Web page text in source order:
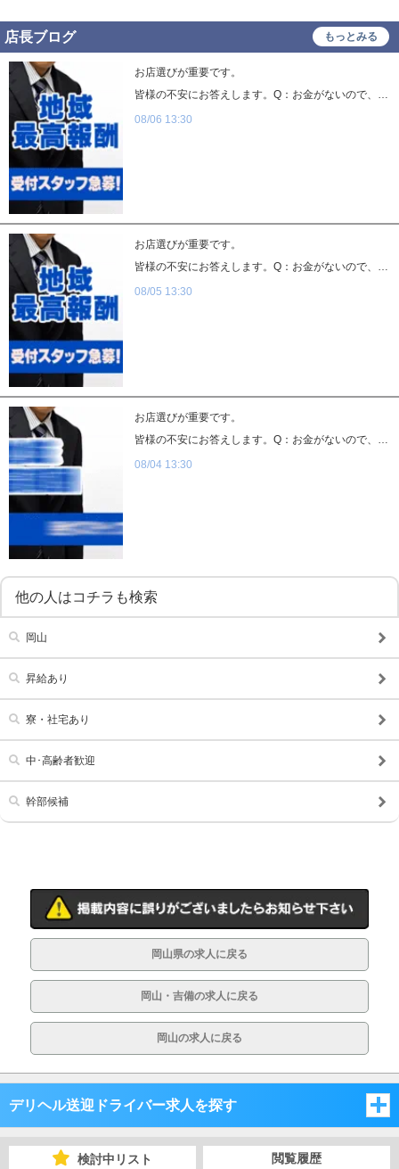
店長ブログ もっとみる
お店選びが重要です。
皆様の不安にお答えします。Q：お金がないので、日払いでもらうことはできますか？A：KOAKUMAグループは全員、日払いで全額お支払いできます。すぐの出費にもご対応できると思います。Q:仕事時はスーツを着るんでしょうか？安いスーツしかありません。A:KOAKUMAグループは、全員私服での勤務になります。ご希望でしたらスーツでも可能です。Q：辞めるときには、すぐに辞めれますか？A：基本的な縛りはありませんが、常識の範囲内で、退職をお願いいたします。よくある、【追い込みをかける】ようなことは致しません。Q：会社経営でされているのですか？A：KOAKUMAグループは【一般企業】として運営しております。もちろん届出の提出及び法令遵守で経営しております。Q:特に募集している又は待遇がいい職種はありますか？A:皆さんいいと思いますが、特に幹部候補及び内勤受付の方は好待遇で還元いたします。Q:給与が高額なので心配なのですが、、、？A:なぜ、高額なのかは、儲かっているから。そして、給与として還元するのがセオリーだからです。採用担当者応募用電話番号：080-9006-1647応募用メールアドレス：koakumasuzuki0@gmail.com応募用LINE ID：koakuma55応募用LINE URL：https://line.me/ti/p/pbuAVzcJGc
08/06 13:30
お店選びが重要です。
皆様の不安にお答えします。Q：お金がないので、日払いでもらうことはできますか？A：KOAKUMAグループは全員、日払いで全額お支払いできます。すぐの出費にもご対応できると思います。Q:仕事時はスーツを着るんでしょうか？安いスーツしかありません。A:KOAKUMAグループは、全員私服での勤務になります。ご希望でしたらスーツでも可能です。Q：辞めるときには、すぐに辞めれますか？A：基本的な縛りはありませんが、常識の範囲内で、退職をお願いいたします。よくある、【追い込みをかける】ようなことは致しません。Q：会社経営でされているのですか？A：KOAKUMAグループは【一般企業】として運営しております。もちろん届出の提出及び法令遵守で経営しております。Q:特に募集している又は待遇がいい職種はありますか？A:皆さんいいと思いますが、特に幹部候補及び内勤受付の方は好待遇で還元いたします。Q:給与が高額なので心配なのですが、、、？A:なぜ、高額なのかは、儲かっているから。そして、給与として還元するのがセオリーだからです。採用担当者応募用電話番号：080-9006-1647応募用メールアドレス：koakumasuzuki0@gmail.com応募用LINE ID：koakuma55応募用LINE URL：https://line.me/ti/p/pbuAVzcJGc
08/05 13:30
お店選びが重要です。
08/04 13:30
他の人はコチラも検索
岡山
昇給あり
寮・社宅あり
中･高齢者歓迎
幹部候補
岡山県の求人に戻る
岡山・吉備の求人に戻る
岡山の求人に戻る
デリヘル送迎ドライバー求人を探す
岡山県
検討中リスト 閲覧履歴